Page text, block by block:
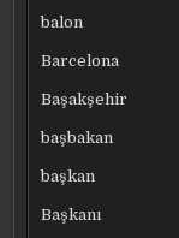
balon
Barcelona
Başakşehir
başbakan
başkan
Başkanı